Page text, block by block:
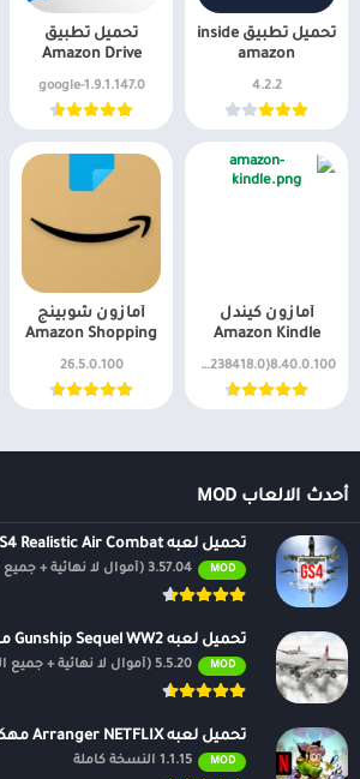
تحميل تطبيق inside
amazon
4.2.2
تحميل تطبيق
Amazon Drive
1.9.1.147.0-google
أمازون كيندل
Amazon Kindle
8.40.0.100(1.3.238418.0)
أمازون شوبينج
Amazon Shopping
26.5.0.100
أحدث الالعاب MOD
تحميل لعبه GS4 Realistic Air Combat مهكره للاندرويد
MOD 3.57.04 (أموال لا نهائية + جميع المستويات)
تحميل لعبه Gunship Sequel WW2 مهكره للاندرويد
MOD 5.5.20 (أموال لا نهائية + جميع المستويات)
تحميل لعبه Arranger NETFLIX مهكره للاندرويد
MOD 1.1.15 النسخة كاملة